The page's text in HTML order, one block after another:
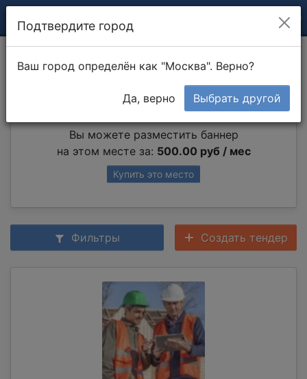
Муж на час
Вы можете разместить баннер
на этом месте за: 500.00 руб / мес
Купить это место
Фильтры Создать тендер
Подтвердите город
Ваш город определён как "Москва". Верно?
Да, верно Выбрать другой